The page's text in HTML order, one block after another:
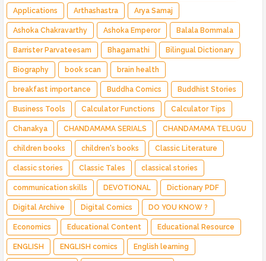
Applications Arthashastra Arya Samaj
Ashoka Chakravarthy Ashoka Emperor Balala Bommala
Barrister Parvateesam Bhagamathi Bilingual Dictionary
Biography book scan brain health
breakfast importance Buddha Comics Buddhist Stories
Business Tools Calculator Functions Calculator Tips
Chanakya CHANDAMAMA SERIALS CHANDAMAMA TELUGU
children books children's books Classic Literature
classic stories Classic Tales classical stories
communication skills DEVOTIONAL Dictionary PDF
Digital Archive Digital Comics DO YOU KNOW ?
Economics Educational Content Educational Resource
ENGLISH ENGLISH comics English learning